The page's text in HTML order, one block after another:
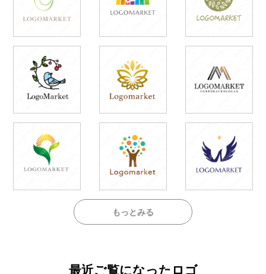
もっとみる
最近ご覧になったロゴ